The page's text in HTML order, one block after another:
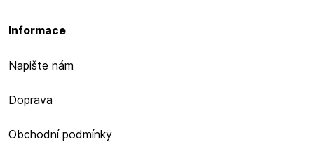
Informace
Napište nám
Doprava
Obchodní podmínky